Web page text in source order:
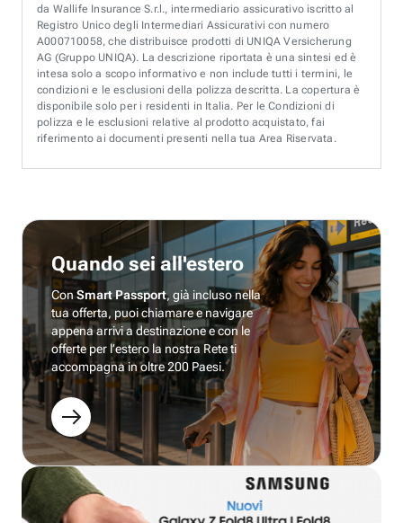
da Wallife Insurance S.r.l., intermediario assicurativo iscritto al
Registro Unico degli Intermediari Assicurativi con numero
A000710058, che distribuisce prodotti di UNIQA Versicherung
AG (Gruppo UNIQA). La descrizione riportata è una sintesi ed è
intesa solo a scopo informativo e non include tutti i termini, le
condizioni e le esclusioni della polizza descritta. La copertura è
disponibile solo per i residenti in Italia. Per le Condizioni di
polizza e le esclusioni relative al prodotto acquistato, fai
riferimento ai documenti presenti nella tua Area Riservata.
Quando sei all'estero
ConSmart Passport, già incluso nella
tua offerta, puoi chiamare e navigare
appena arrivi a destinazione e con le
offerte per l’estero la nostra Rete ti
accompagna in oltre 200 Paesi.